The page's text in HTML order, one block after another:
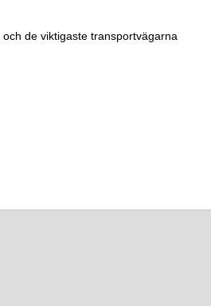
de viktigaste transportvägarna